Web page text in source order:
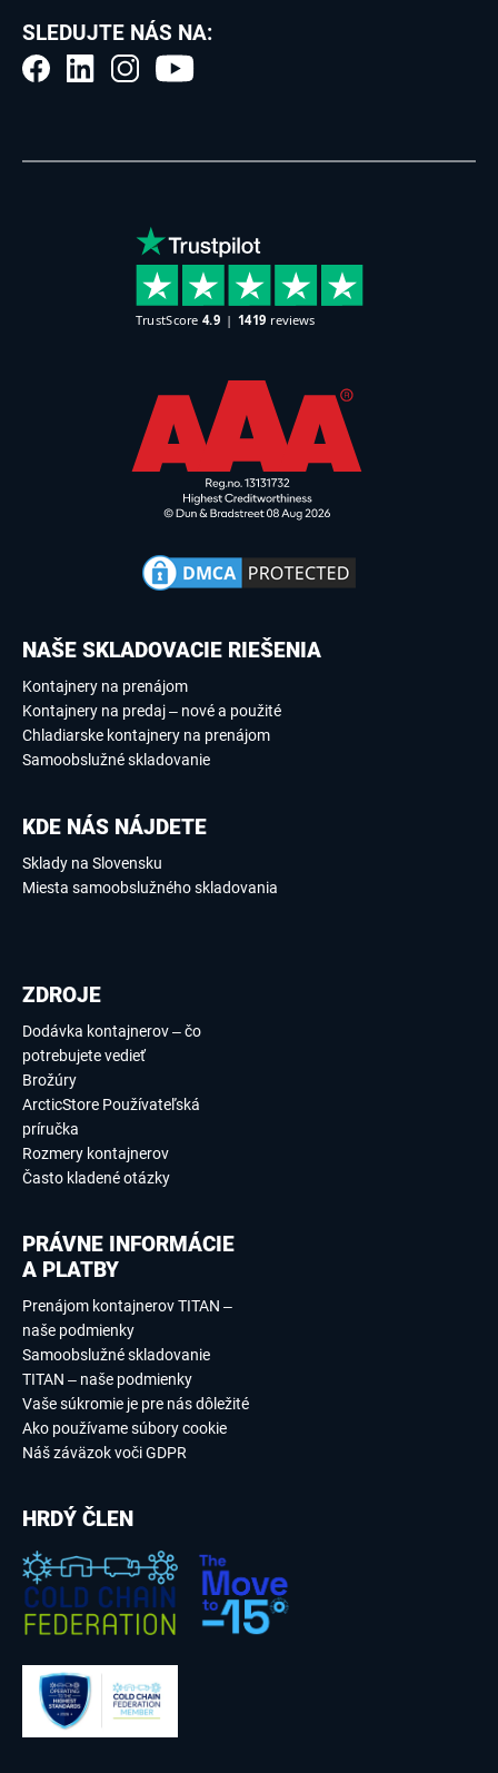
SLEDUJTE NÁS NA:
NAŠE SKLADOVACIE RIEŠENIA
Kontajnery na prenájom
Kontajnery na predaj – nové a použité
Chladiarske kontajnery na prenájom
Samoobslužné skladovanie
KDE NÁS NÁJDETE
Sklady na Slovensku
Miesta samoobslužného skladovania
ZDROJE
Dodávka kontajnerov – čo
potrebujete vedieť
Brožúry
ArcticStore Používateľská
príručka
Rozmery kontajnerov
Často kladené otázky
PRÁVNE INFORMÁCIE
A PLATBY
Prenájom kontajnerov TITAN –
naše podmienky
Samoobslužné skladovanie
TITAN – naše podmienky
Vaše súkromie je pre nás dôležité
Ako používame súbory cookie
Náš záväzok voči GDPR
HRDÝ ČLEN